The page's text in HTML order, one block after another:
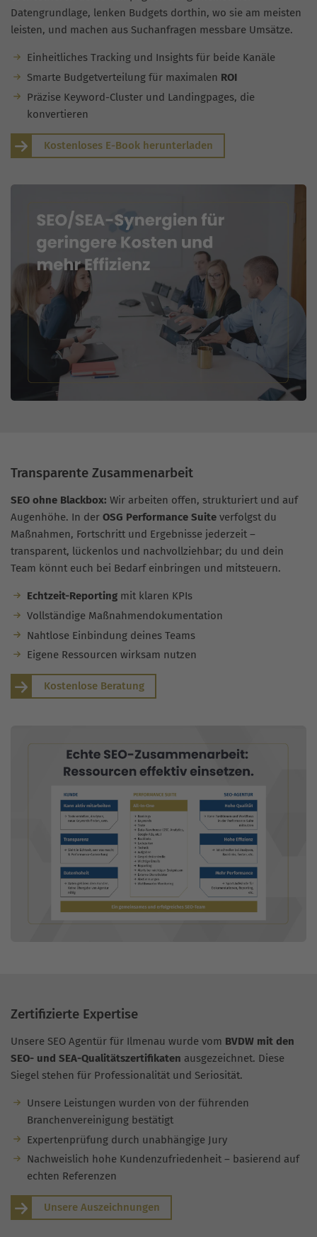
Datengrundlage, lenken Budgets dorthin, wo sie am meisten
leisten, und machen aus Suchanfragen messbare Umsätze.
Einheitliches Tracking und Insights für beide Kanäle
Smarte Budgetverteilung für maximalen ROI
Präzise Keyword-Cluster und Landingpages, die
konvertieren
Kostenloses E-Book herunterladen
Transparente Zusammenarbeit
SEO ohne Blackbox: Wir arbeiten offen, strukturiert und auf
Augenhöhe. In der OSG Performance Suite verfolgst du
Maßnahmen, Fortschritt und Ergebnisse jederzeit –
transparent, lückenlos und nachvollziehbar; du und dein
Team könnt euch bei Bedarf einbringen und mitsteuern.
Echtzeit-Reportingmit klaren KPIs
Vollständige Maßnahmendokumentation
Nahtlose Einbindung deines Teams
Eigene Ressourcen wirksam nutzen
Kostenlose Beratung
Zertifizierte Expertise
Unsere SEO Agentür für Ilmenau wurde vom BVDW mit den
SEO- und SEA-Qualitätszertifikaten ausgezeichnet. Diese
Siegel stehen für Professionalität und Seriosität.
Unsere Leistungen wurden von der führenden
Branchenvereinigung bestätigt
Expertenprüfung durch unabhängige Jury
Nachweislich hohe Kundenzufriedenheit – basierend auf
echten Referenzen
Unsere Auszeichnungen